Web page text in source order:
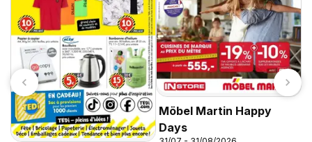
Möbel Martin Happy
Days